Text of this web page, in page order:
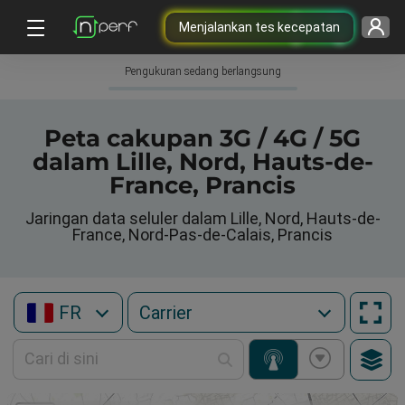
Menjalankan tes kecepatan
Pengukuran sedang berlangsung
Peta cakupan 3G / 4G / 5G
dalam Lille, Nord, Hauts-de-
France, Prancis
Jaringan data seluler dalam Lille, Nord, Hauts-de-
France, Nord-Pas-de-Calais, Prancis
FR